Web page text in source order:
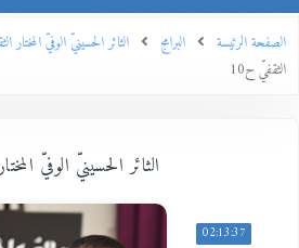
الصفحة الرئيسة البرامج الثائر الحسينيّ الوفيّ المختار
الثقفيّ ح10
الثائر الحسينيّ الوفيّ
02:13:37